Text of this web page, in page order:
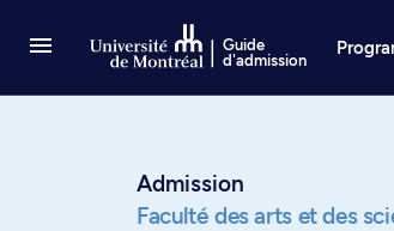
Guide
d'admission
Admission
Faculté des arts et des